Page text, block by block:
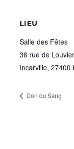
LIEU
Salle des Fêtes
36 rue de
Incarville, 27400
Don du Sang